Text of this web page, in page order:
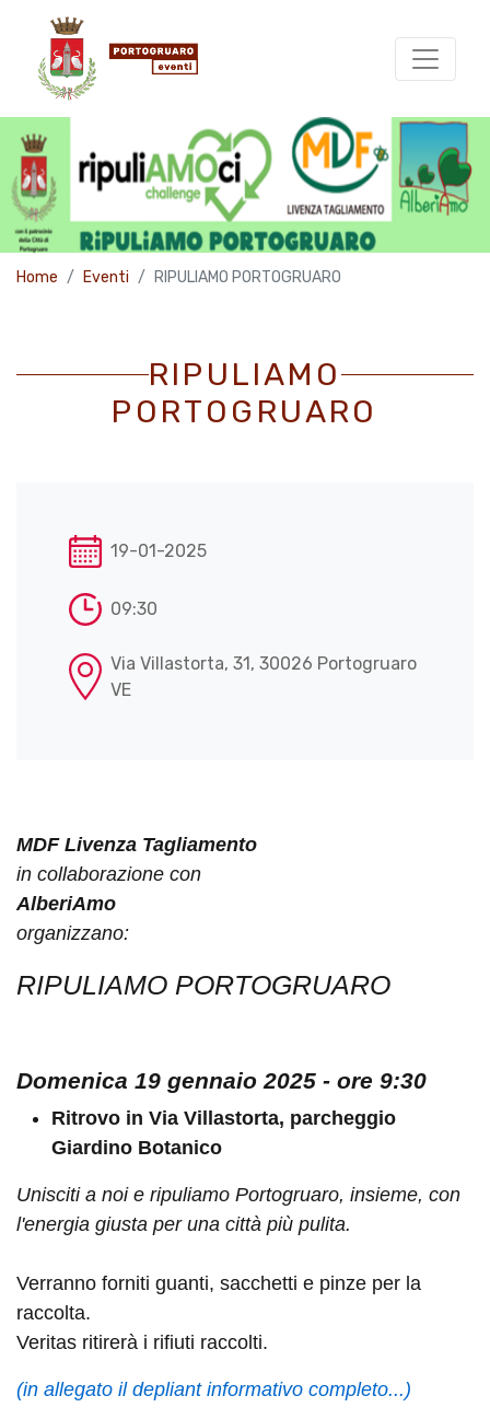
Home Eventi RIPULIAMO PORTOGRUARO
RIPULIAMO
PORTOGRUARO
19-01-2025
09:30
Via Villastorta, 31, 30026 Portogruaro
VE
MDF Livenza Tagliamento
in collaborazione con
AlberiAmo
organizzano:
RIPULIAMO PORTOGRUARO
Domenica 19 gennaio 2025 - ore 9:30
Ritrovo in Via Villastorta, parcheggio
Giardino Botanico
Unisciti a noi e ripuliamo Portogruaro, insieme, con
l'energia giusta per una città più pulita.
Verranno forniti guanti, sacchetti e pinze per la
raccolta.
Veritas ritirerà i rifiuti raccolti.
(in allegato il depliant informativo completo...)